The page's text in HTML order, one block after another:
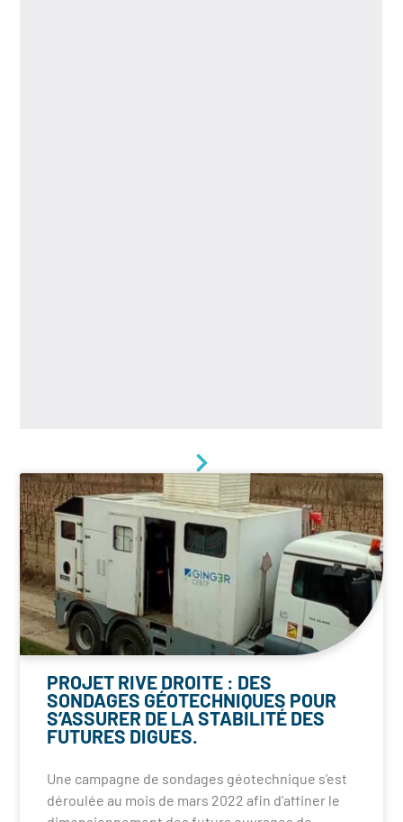
PROJET RIVE DROITE : DES
SONDAGES GÉOTECHNIQUES POUR
S’ASSURER DE LA STABILITÉ DES
FUTURES DIGUES.
Une campagne de sondages géotechnique s’est
déroulée au mois de mars 2022 afin d’affiner le